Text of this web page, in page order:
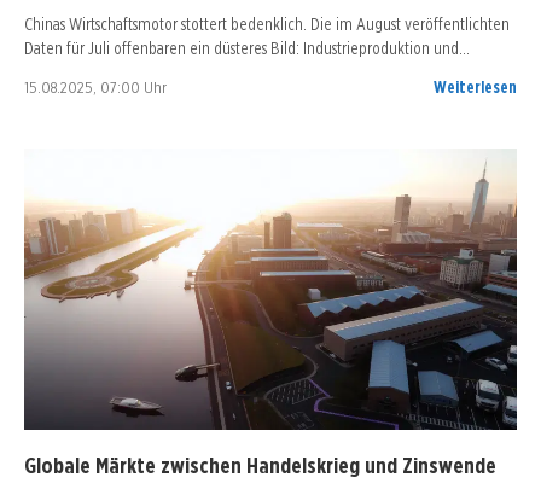
Chinas Wirtschaftsmotor stottert bedenklich. Die im August veröffentlichten
Daten für Juli offenbaren ein düsteres Bild: Industrieproduktion und…
15.08.2025, 07:00 Uhr Weiterlesen
Globale Märkte zwischen Handelskrieg und Zinswende